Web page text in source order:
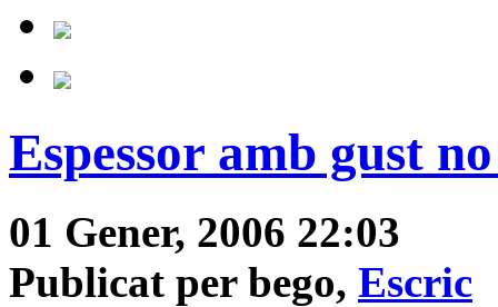
Espessor amb gust
01 Gener, 2006 22:03
Publicat per bego, Escric